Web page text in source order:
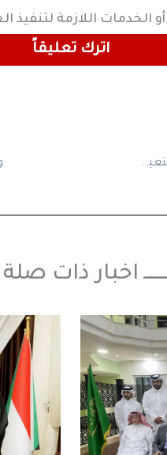
الخدمات اللازمة لتنفيذ
اترك تعليقاً
بعد معارك بطولية ضد المليشيا الجيش يستعيد السيطرة على «خور حسن» بالقرب من الكرمك
اخبار ذات صلة